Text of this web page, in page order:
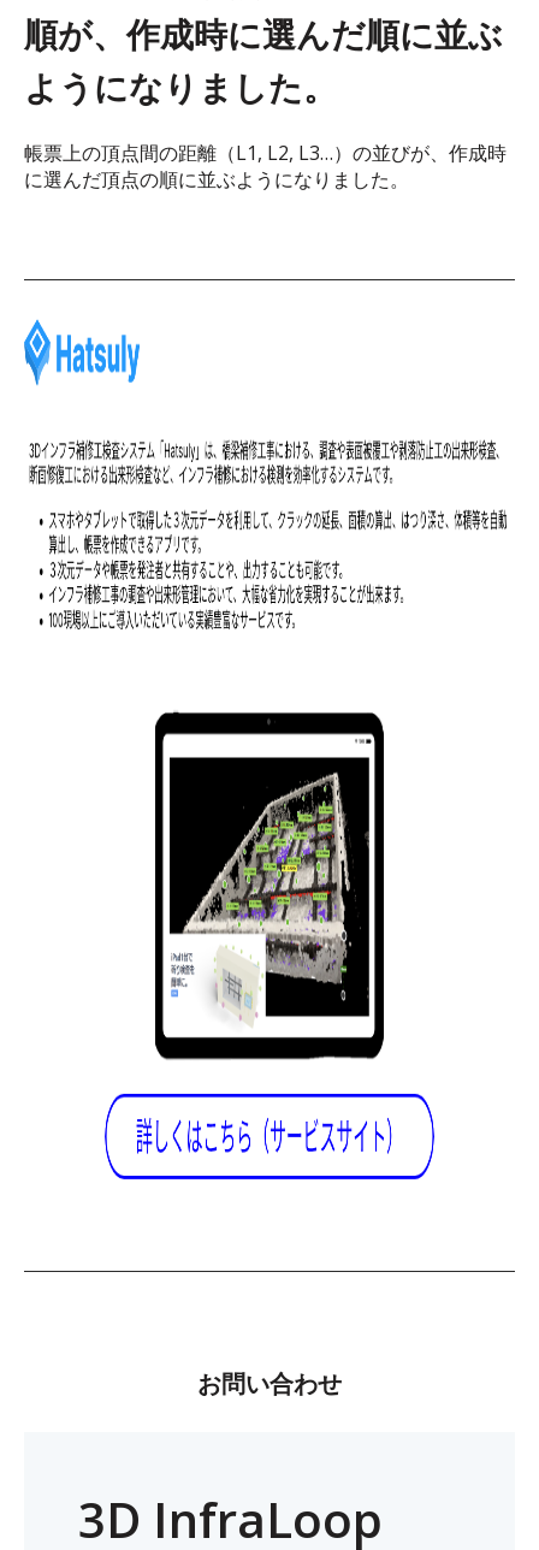
順が、作成時に選んだ順に並ぶ
ようになりました。
帳票上の頂点間の距離（L1, L2, L3…）の並びが、作成時
に選んだ頂点の順に並ぶようになりました。
お問い合わせ
3D InfraLoop